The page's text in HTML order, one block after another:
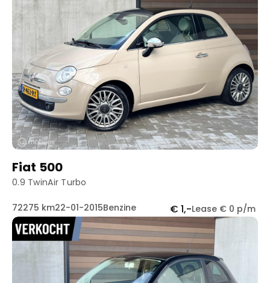
Fiat 500
0.9 TwinAir Turbo
72275 km22-01-2015Benzine € 1,-Lease € 0 p/m